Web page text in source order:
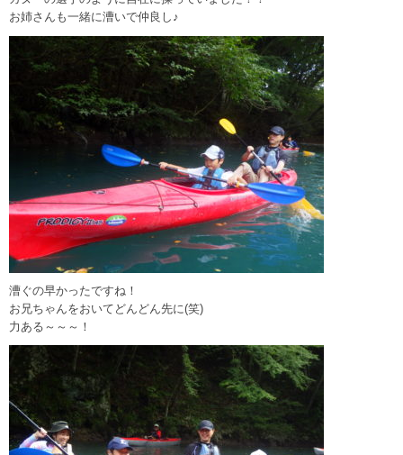
お姉さんも一緒に漕いで仲良し♪
漕ぐの早かったですね！
お兄ちゃんをおいてどんどん先に(笑)
力ある～～～！